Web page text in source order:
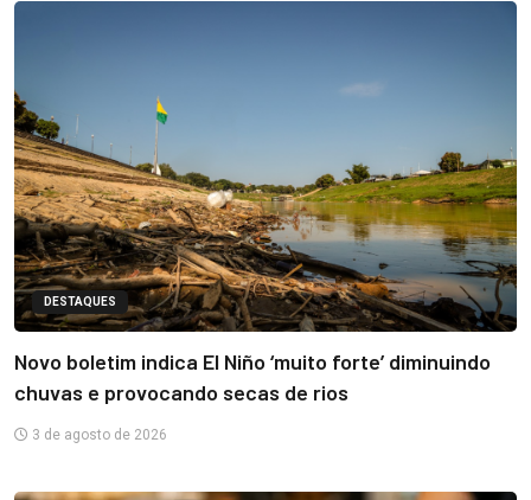
DESTAQUES
Novo boletim indica El Niño ‘muito forte’ diminuindo
chuvas e provocando secas de rios
3 de agosto de 2026